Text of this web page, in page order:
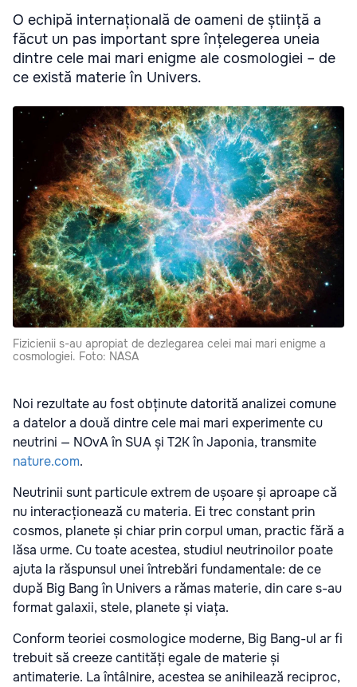
O echipă internațională de oameni de știință a
făcut un pas important spre înțelegerea uneia
dintre cele mai mari enigme ale cosmologiei – de
ce există materie în Univers.
Fizicienii s-au apropiat de dezlegarea celei mai mari enigme a
cosmologiei. Foto: NASA
Noi rezultate au fost obținute datorită analizei comune
a datelor a două dintre cele mai mari experimente cu
neutrini — NOvA în SUA și T2K în Japonia, transmite
nature.com.
Neutrinii sunt particule extrem de ușoare și aproape că
nu interacționează cu materia. Ei trec constant prin
cosmos, planete și chiar prin corpul uman, practic fără a
lăsa urme. Cu toate acestea, studiul neutrinoilor poate
ajuta la răspunsul unei întrebări fundamentale: de ce
după Big Bang în Univers a rămas materie, din care s-au
format galaxii, stele, planete și viața.
Conform teoriei cosmologice moderne, Big Bang-ul ar fi
trebuit să creeze cantități egale de materie și
antimaterie. La întâlnire, acestea se anihilează reciproc,